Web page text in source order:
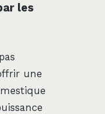
les
une